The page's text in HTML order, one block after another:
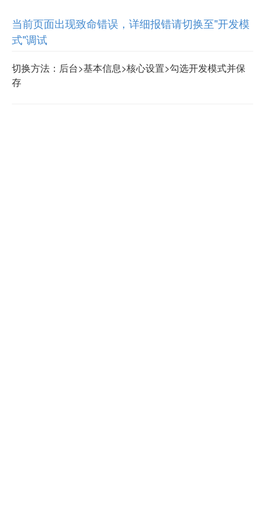
当前页面出现致命错误，详细报错请切换至"开发模
式"调试
切换方法：后台>基本信息>核心设置>勾选开发模式并保
存